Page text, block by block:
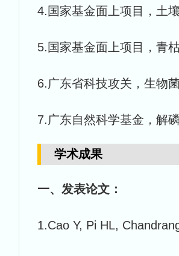
4.国家基金面上项目，土
5.国家基金面上项目，青
6.广东省科技攻关，生物
7.广东自然科学基金，解
学术成果
一、发表论文：
1.Cao Y, Pi HL,